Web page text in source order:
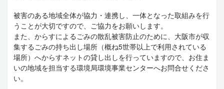
被害のある地域全体が協力・連携し、一体となった取組みを行
うことが大切ですので、ご協力をお願いします。
また、からすによるごみの散乱被害防止のために、大阪市が収
集するごみの持ち出し場所（概ね5世帯以上で利用されている
場所）へからすネットの貸し出しを行っていますので、お住ま
いの地域を担当する環境局環境事業センターへお問合せくださ
い。